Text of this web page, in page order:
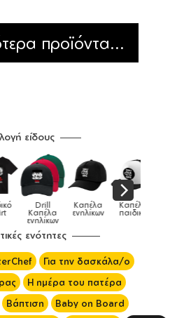
προϊόντα...
είδους
Καπέλα
παιδικά Κούπες Κούπες
ειδικές
ενότητες
Για την δασκάλα/ο
Η ημέρα του πατέρα
Βάπτιση
Baby on Board